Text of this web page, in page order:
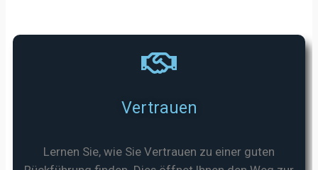
Vertrauen
Lernen Sie, wie Sie Vertrauen zu einer guten